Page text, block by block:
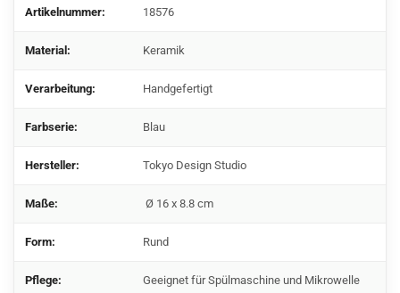
Artikelnummer: 18576
Material: Keramik
Verarbeitung: Handgefertigt
Farbserie: Blau
Hersteller: Tokyo Design Studio
Maße: Ø 16 x 8.8 cm
Form: Rund
Pflege: Geeignet für Spülmaschine und Mikrowelle